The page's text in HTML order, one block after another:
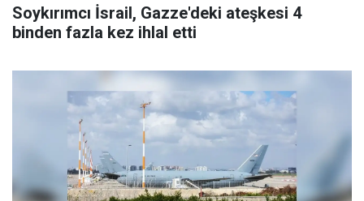
Soykırımcı İsrail, Gazze'deki ateşkesi 4
binden fazla kez ihlal etti